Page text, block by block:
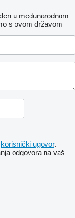
u međunarodnom
s ovom državom
korisnički ugovor.
odgovora na vaš